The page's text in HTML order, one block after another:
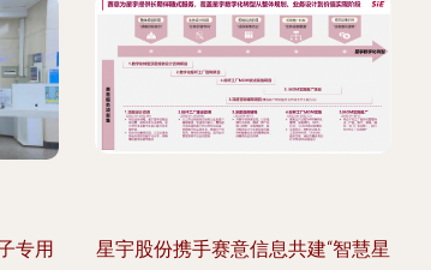
专用
星宇股份携手赛意信息共建“智慧星